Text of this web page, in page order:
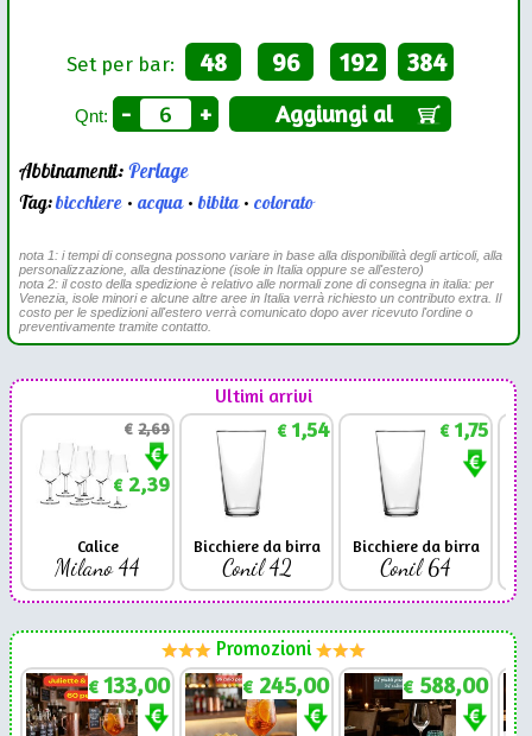
Set per bar: 48 96 192 384
Qnt: - + Aggiungi al
Abbinamenti:Perlage
Tag:bicchiere •acqua•bibita•colorato
nota 1: i tempi di consegna possono variare in base alla disponibilità degli articoli, alla
personalizzazione, alla destinazione (isole in Italia oppure se all'estero)
nota 2: il costo della spedizione è relativo alle normali zone di consegna in italia: per
Venezia, isole minori e alcune altre aree in Italia verrà richiesto un contributo extra. Il
costo per le spedizioni all'estero verrà comunicato dopo aver ricevuto l'ordine o
preventivamente tramite contatto.
Ultimi arrivi
€2,69
€2,39
Calice
Milano 44
€1,54
Bicchiere da birra
Conil 42
€1,75
Bicchiere da birra
Conil 64
Promozioni
€ 133,00 € 245,00 € 588,00